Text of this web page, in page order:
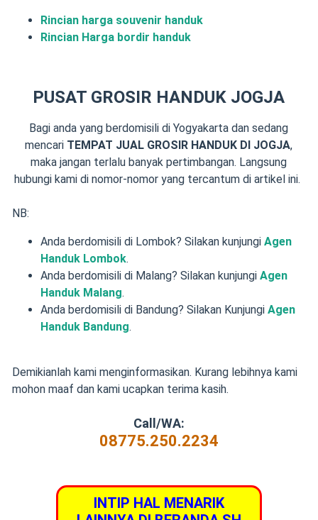
Rincian harga souvenir handuk
Rincian Harga bordir handuk
PUSAT GROSIR HANDUK JOGJA
Bagi anda yang berdomisili di Yogyakarta dan sedang
mencari TEMPAT JUAL GROSIR HANDUK DI JOGJA,
maka jangan terlalu banyak pertimbangan. Langsung
hubungi kami di nomor-nomor yang tercantum di artikel ini.
NB:
Anda berdomisili di Lombok? Silakan kunjungi Agen
Handuk Lombok.
Anda berdomisili di Malang? Silakan kunjungi Agen
Handuk Malang.
Anda berdomisili di Bandung? Silakan Kunjungi Agen
Handuk Bandung.
Demikianlah kami menginformasikan. Kurang lebihnya kami
mohon maaf dan kami ucapkan terima kasih.
Call/WA:
08775.250.2234
INTIP HAL MENARIK